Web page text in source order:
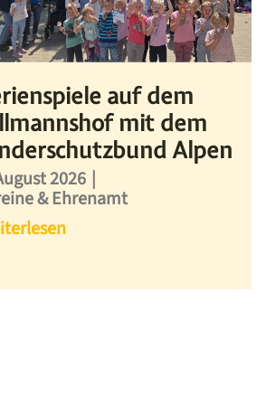
auf dem
mit dem
Alpen
2026 |
& Ehrenamt